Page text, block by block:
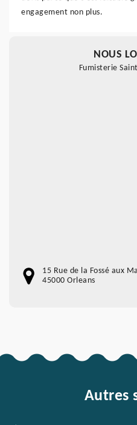
engagement non plus.
NOUS
Fumisterie
15 Rue de la Fossé aux
45000 Orleans
Autres